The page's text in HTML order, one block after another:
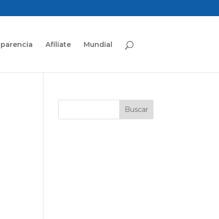
Afíliate Mundial